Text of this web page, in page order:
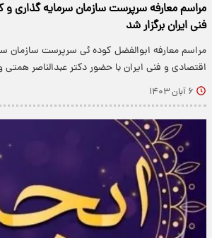
مراسم معارفه سرپرست سازمان سرمایه گذاری
فنی ایران برگزار شد
مراسم معارفه ابوالفضل کوده ئی سرپرست سازمان
اقتصادی و فنی ایران با حضور دکتر عبدالناصر همتی
۶ آبان ۱۴۰۳